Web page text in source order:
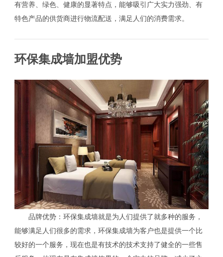
有营养、绿色、健康的显著特点，能够吸引广大实力强劲、有
特色产品的供货商进行物流配送，满足人们的消费需求。
环保集成墙加盟优势
品牌优势：环保集成墙就是为人们提供了就多种的服务，
能够满足人们很多的需求，环保集成墙为客户也是提供一个比
较好的一个服务，现在也是有技术的技术支持了健全的一些售